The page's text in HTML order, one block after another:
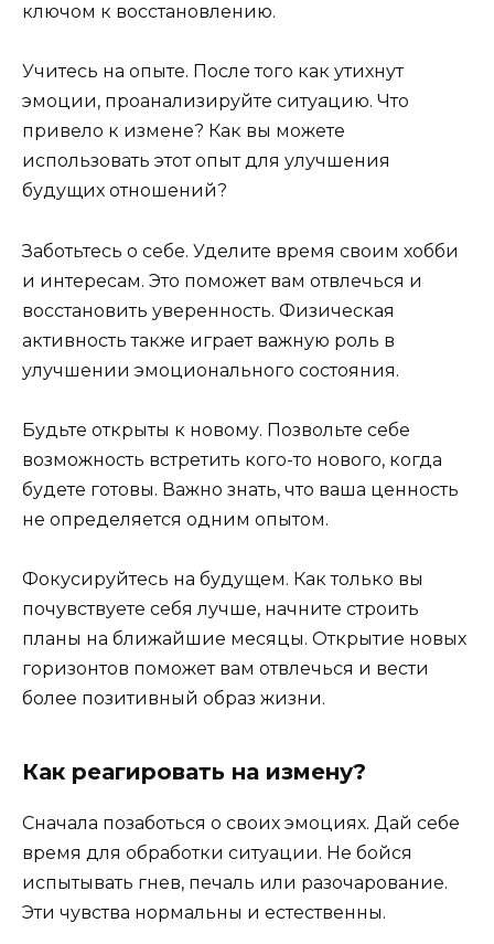
ключом к восстановлению.
Учитесь на опыте. После того как утихнут
эмоции, проанализируйте ситуацию. Что
привело к измене? Как вы можете
использовать этот опыт для улучшения
будущих отношений?
Заботьтесь о себе. Уделите время своим хобби
и интересам. Это поможет вам отвлечься и
восстановить уверенность. Физическая
активность также играет важную роль в
улучшении эмоционального состояния.
Будьте открыты к новому. Позвольте себе
возможность встретить кого-то нового, когда
будете готовы. Важно знать, что ваша ценность
не определяется одним опытом.
Фокусируйтесь на будущем. Как только вы
почувствуете себя лучше, начните строить
планы на ближайшие месяцы. Открытие новых
горизонтов поможет вам отвлечься и вести
более позитивный образ жизни.
Как реагировать на измену?
Сначала позаботься о своих эмоциях. Дай себе
время для обработки ситуации. Не бойся
испытывать гнев, печаль или разочарование.
Эти чувства нормальны и естественны.